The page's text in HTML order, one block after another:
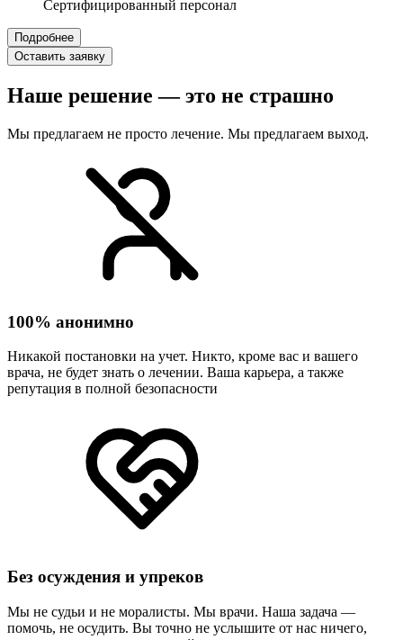
Сертифицированный персонал
Подробнее
Оставить заявку
Наше решение — это не страшно
Мы предлагаем не просто лечение. Мы предлагаем выход.
100% анонимно
Никакой постановки на учет. Никто, кроме вас и вашего
врача, не будет знать о лечении. Ваша карьера, а также
репутация в полной безопасности
Без осуждения и упреков
Мы не судьи и не моралисты. Мы врачи. Наша задача —
помочь, не осудить. Вы точно не услышите от нас ничего,